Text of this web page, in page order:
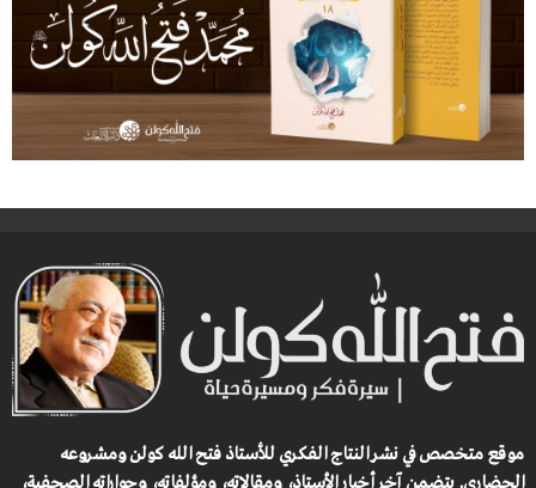
موقع متخصص في نشر النتاج الفكري للأستاذ فتح الله كولن ومشروعه
الحضاري. يتضمن آخر أخبار الأستاذ، ومقالاته، ومؤلفاته، وحواراته الصحفية،